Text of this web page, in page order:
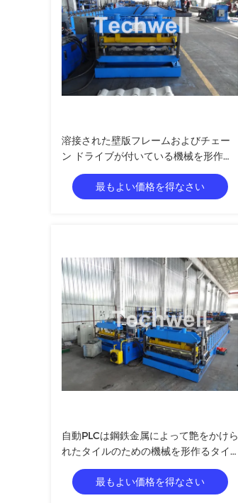
溶接された壁版フレームおよびチェー
ン ドライブが付いている機械を形作る
金属によって艶をかけられる波のタイ
ル ロール最もよい価格を得なさい
自動PLCは鋼鉄金属によって艶をかけら
れたタイルのための機械を形作るタイ
ル ロールを制御しました
最もよい価格を得なさい